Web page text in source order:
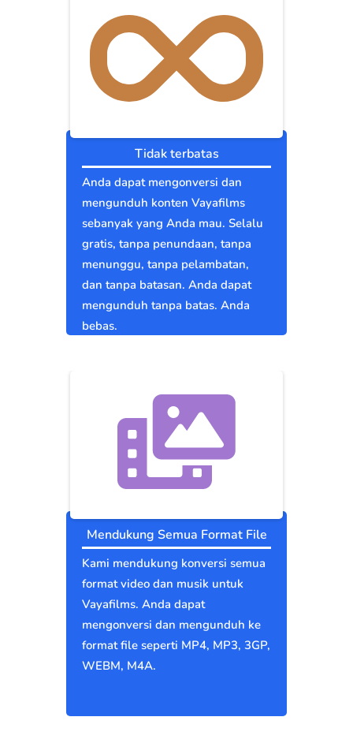
Tidak terbatas
Anda dapat mengonversi dan
mengunduh konten Vayafilms
sebanyak yang Anda mau. Selalu
gratis, tanpa penundaan, tanpa
menunggu, tanpa pelambatan,
dan tanpa batasan. Anda dapat
mengunduh tanpa batas. Anda
bebas.
Mendukung Semua Format File
Kami mendukung konversi semua
format video dan musik untuk
Vayafilms. Anda dapat
mengonversi dan mengunduh ke
format file seperti MP4, MP3, 3GP,
WEBM, M4A.